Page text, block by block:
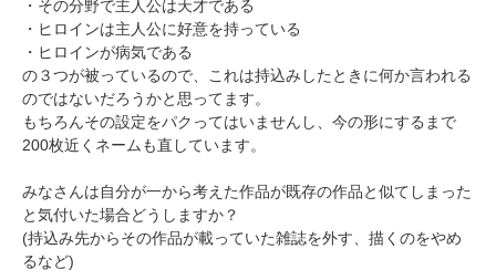
・その分野で主人公は天才である
・ヒロインは主人公に好意を持っている
・ヒロインが病気である
の３つが被っているので、これは持込みしたときに何か言われる
のではないだろうかと思ってます。
もちろんその設定をパクってはいませんし、今の形にするまで
200枚近くネームも直しています。
みなさんは自分が一から考えた作品が既存の作品と似てしまった
と気付いた場合どうしますか？
(持込み先からその作品が載っていた雑誌を外す、描くのをやめ
るなど)